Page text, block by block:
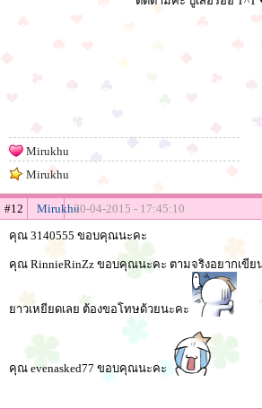
Mirukhu
Mirukhu
#12 Mirukhu20-04-2015 - 17:45:10
คุณ 3140555 ขอบคุณนะคะ
คุณ RinnieRinZz ขอบคุณนะคะ ตามจริงอยากเขี
ยาวเหยียดเลย ต้องขอโทษด้วยนะคะ
คุณ evenasked77 ขอบคุณนะคะ